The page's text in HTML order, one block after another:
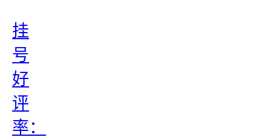
挂
号
好
评
率：